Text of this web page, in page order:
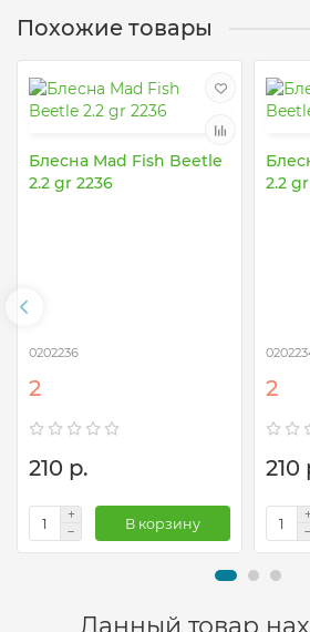
Похожие товары
Блесна Mad Fish Beetle
2.2 gr 2236
0202236
2
210 р.
В корзину
2.2
2
210